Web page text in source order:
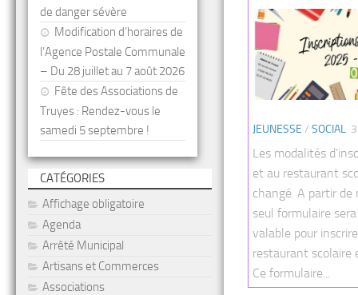
JEUNESSE / SOCIAL
Les modalités
et au restaurant
changé. A partir
seul formulaire
valable pour
restaurant scolaire
Ce formulaire...
de danger sévère
Modification d’horaires de
l’Agence Postale Communale
– Du 28 juillet au 7 août 2026
Fête des Associations de
Truyes : Rendez-vous le
samedi 5 septembre !
CATÉGORIES
Affichage obligatoire
Agenda
Arrêté Municipal
Artisans et Commerces
Associations